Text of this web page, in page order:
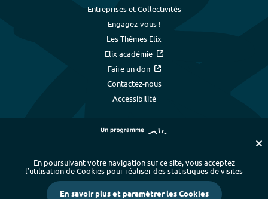
Entreprises et Collectivités
Engagez-vous !
Les Thèmes Elix
Elix académie
Faire un don
Contactez-nous
Accessibilité
Plan du site - Index alphabétique
-
Mentions légales et données personnelles
- Paramétrer les cookies
En poursuivant votre navigation sur ce site, vous acceptez
l’utilisation de Cookies pour réaliser des statistiques de visites
En savoir plus et paramétrer les Cookies